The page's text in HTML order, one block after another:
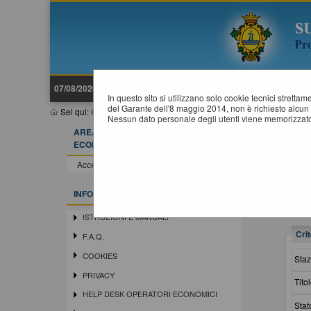
07/08/2026 11:57
Sei qui: Home»Atti e documenti di carattere generale r...»
In questo sito si utilizzano solo cookie tecnici
del Garante dell'8 maggio 2014, non è richiesto
Nessun dato personale degli utenti viene
AREA RISERVATA OPERATORE
ECONOMICO
Accedi - Registrati
INFORMAZIONI
ISTRUZIONI E MANUALI
F.A.Q.
COOKIES
PRIVACY
HELP DESK OPERATORI ECONOMICI